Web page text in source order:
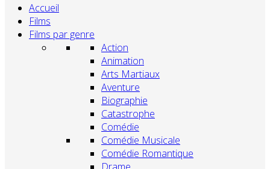
Accueil
Films
Films par genre
Action
Animation
Arts Martiaux
Aventure
Biographie
Catastrophe
Comédie
Comédie Musicale
Comédie Romantique